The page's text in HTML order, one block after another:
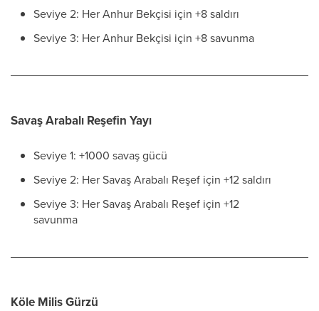
Seviye 2: Her Anhur Bekçisi için +8 saldırı
Seviye 3: Her Anhur Bekçisi için +8 savunma
Savaş Arabalı Reşefin Yayı
Seviye 1: +1000 savaş gücü
Seviye 2: Her Savaş Arabalı Reşef için +12 saldırı
Seviye 3: Her Savaş Arabalı Reşef için +12
savunma
Köle Milis Gürzü